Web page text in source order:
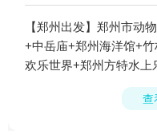
【郑州出发】郑州市动
+中岳庙+郑州海洋馆+
欢乐世界+郑州方特水上
王国+郑州银基黄帝宫御
+郑州银基冰雪世界+郑查